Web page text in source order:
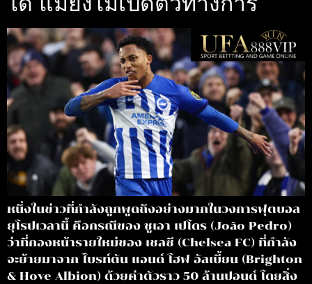
หนึ่งในข่าวที่กำลังถูกพูดถึงอย่างมากในวงการฟุตบอล
ยุโรปเวลานี้ คือกรณีของ ชูเอา เปโดร (João Pedro)
ว่าที่กองหน้ารายใหม่ของ เชลซี (Chelsea FC) ที่กำลัง
จะย้ายมาจาก ไบรท์ตัน แอนด์ โฮฟ อัลเบี้ยน (Brighton
& Hove Albion) ด้วยค่าตัวราว 50 ล้านปอนด์ โดยสิ่ง